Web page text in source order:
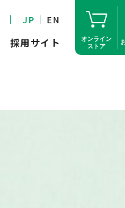
JP EN
採用サイト
オンライン
ストア